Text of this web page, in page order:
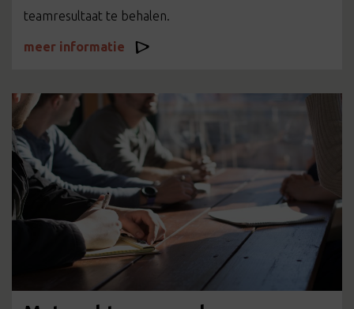
teamresultaat te behalen.
meer informatie